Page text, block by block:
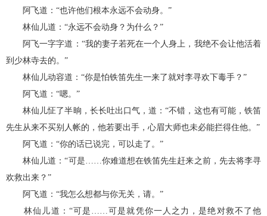
阿飞道：“也许他们根本永远不会动身。”
林仙儿道：“永远不会动身？为什么？”
阿飞一字字道：“我的妻子若死在一个人身上，我绝不会让他活着
到少林寺去的。”
林仙儿动容道：“你是怕铁笛先生一来了就对李寻欢下毒手？”
阿飞道：“嗯。”
林仙儿怔了半晌，长长吐出口气，道：“不错，这也有可能，铁笛
先生从来不买别人帐的，他若要出手，心眉大师也未必能拦得住他。”
阿飞道：“你的话已说完，可以走了。”
林仙儿道：“可是……你难道想在铁笛先生赶来之前，先去将李寻
欢救出来？”
阿飞道：“我怎么想都与你无关，请。”
林仙儿道：“可是……可是就凭你一人之力，是绝对救不了他